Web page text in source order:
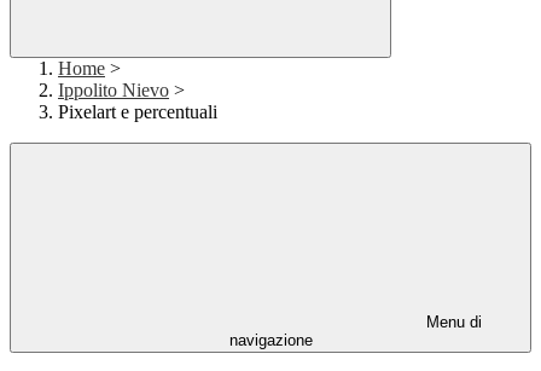
Home >
Ippolito Nievo >
Pixelart e percentuali
Menu di
navigazione